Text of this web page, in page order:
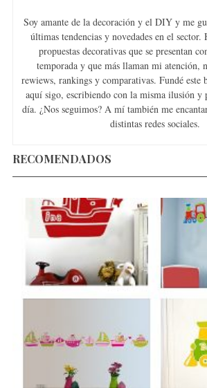
Soy amante de la decoración y el DIY y me
últimas tendencias y novedades en el sector.
propuestas decorativas que se presentan
temporada y que más llaman mi atención,
rewiews, rankings y comparativas. Fundé este
aquí sigo, escribiendo con la misma ilusión y
día. ¿Nos seguimos? A mí también me
distintas redes sociales.
RECOMENDADOS